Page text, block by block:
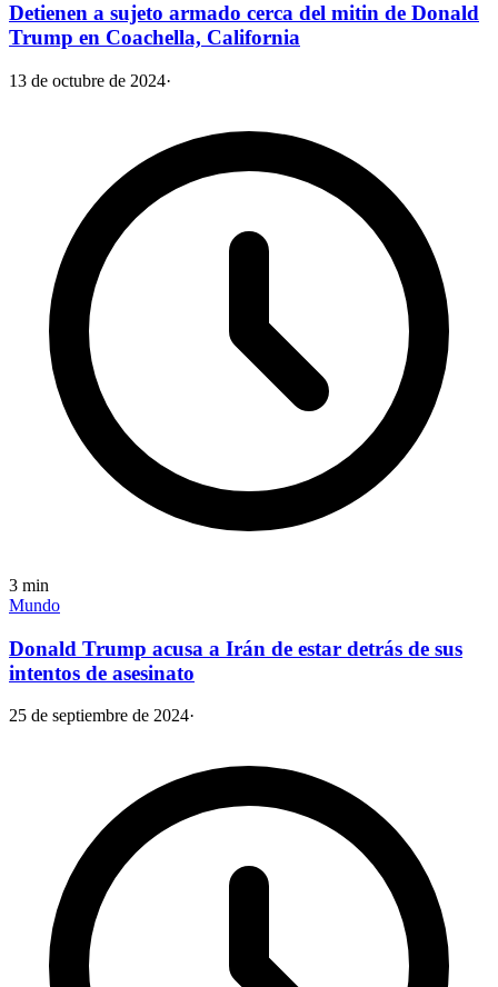
Detienen a sujeto armado cerca del mitin de Donald
Trump en Coachella, California
13 de octubre de 2024·
3 min
Mundo
Donald Trump acusa a Irán de estar detrás de sus
intentos de asesinato
25 de septiembre de 2024·